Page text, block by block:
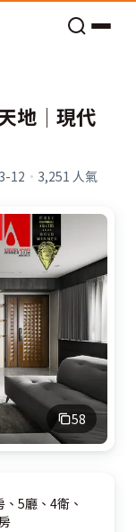
地│現代
12 · 3,251 人氣
58
、5廳、4衛、